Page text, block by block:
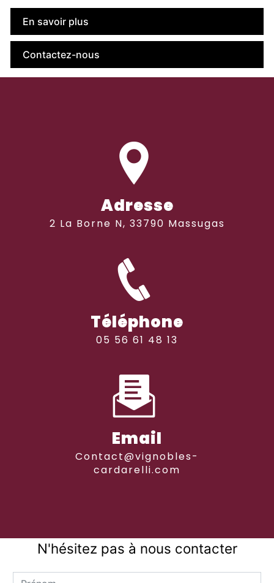
En savoir plus
Contactez-nous
Adresse
2 La Borne N, 33790 Massugas
Téléphone
05 56 61 48 13
Email
contact@vignobles-
cardarelli.com
N'hésitez pas à nous contacter